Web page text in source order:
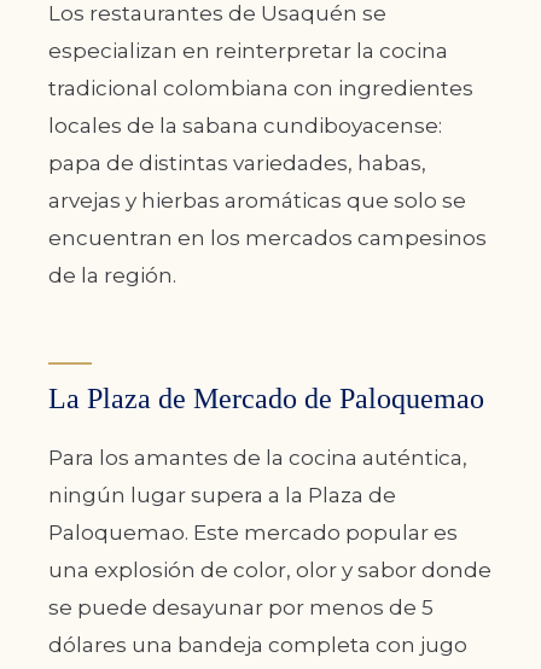
Los restaurantes de Usaquén se
especializan en reinterpretar la cocina
tradicional colombiana con ingredientes
locales de la sabana cundiboyacense:
papa de distintas variedades, habas,
arvejas y hierbas aromáticas que solo se
encuentran en los mercados campesinos
de la región.
La Plaza de Mercado de Paloquemao
Para los amantes de la cocina auténtica,
ningún lugar supera a la Plaza de
Paloquemao. Este mercado popular es
una explosión de color, olor y sabor donde
se puede desayunar por menos de 5
dólares una bandeja completa con jugo